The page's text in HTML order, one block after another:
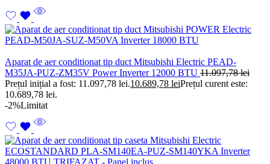
Aparat de aer conditionat tip duct Mitsubishi Electric PEAD-
M35JA-PUZ-ZM35V Power Inverter 12000 BTU 11.097,78lei
Prețul inițial a fost: 11.097,78 lei.10.689,78 leiPrețul curent este:
10.689,78 lei.
-2%Limitat